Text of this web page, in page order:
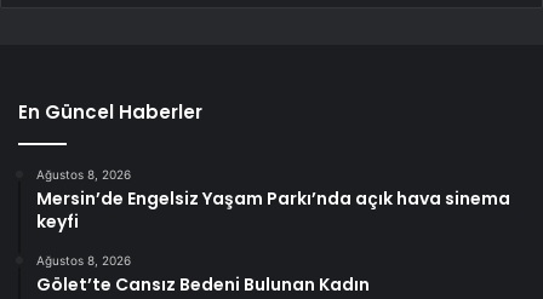
En Güncel Haberler
Ağustos 8, 2026
Mersin’de Engelsiz Yaşam Parkı’nda açık hava sinema
keyfi
Ağustos 8, 2026
Gölet’te Cansız Bedeni Bulunan Kadın